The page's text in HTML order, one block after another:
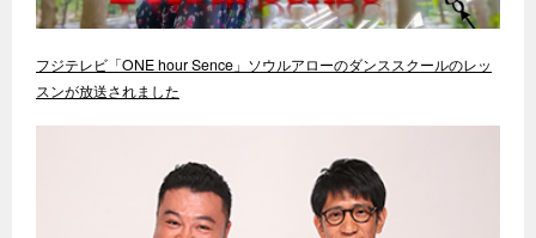
フジテレビ「ONE hour Sence」ソウルアローのダンススクールのレッ
スンが放送されました